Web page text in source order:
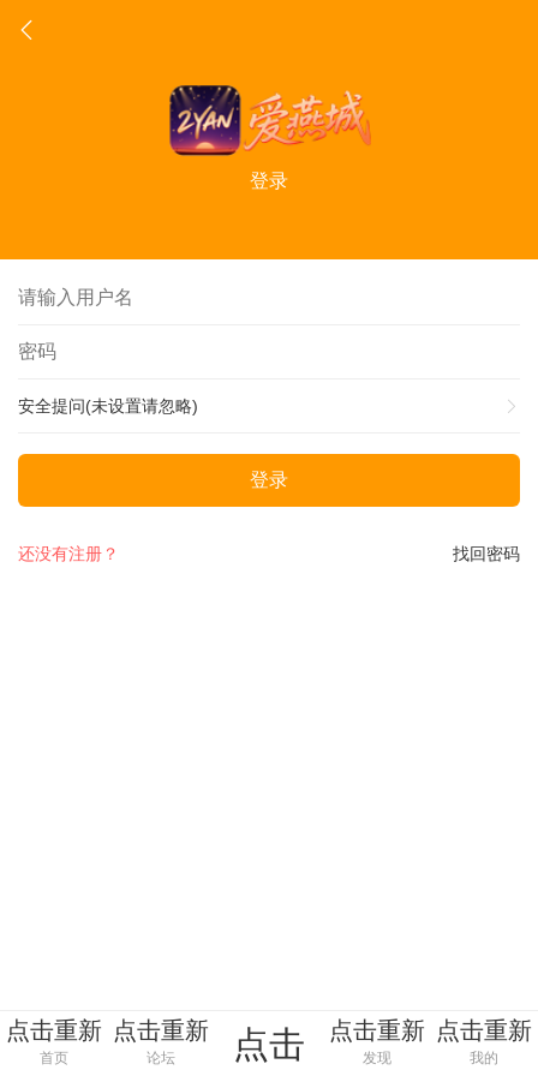
登录
安全提问(未设置请忽略)
登录
找回密码
还没有注册？
点击重新
加载
首页
点击重新
加载
论坛 点击
点击重新
加载
发现
点击重新
加载
我的